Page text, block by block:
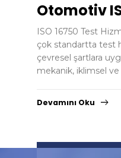
Otomotiv
ISO 16750 Test
çok standartta test
çevresel şartlara
mekanik, iklimsel
Devamını Oku